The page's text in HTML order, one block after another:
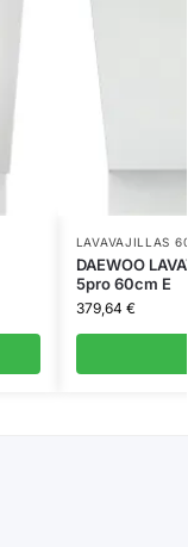
LAVAVAJILLAS
DAEWOO
5pro 60cm E
379,64 €